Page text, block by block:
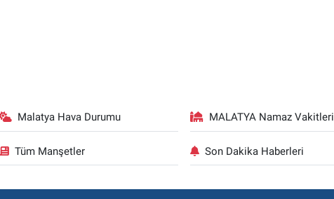
Malatya Hava Durumu MALATYA Namaz Vakitleri
Tüm Manşetler Son Dakika Haberleri